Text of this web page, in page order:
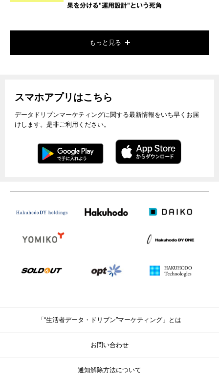
果を分ける"運用設計"という死角
もっと見る
スマホアプリはこちら
データドリブンマーケティングに関する最新情報をいち早くお届
けします。是非ご利用ください。
「“生活者データ・ドリブン”マーケティング」とは
お問い合わせ
通知解除方法について